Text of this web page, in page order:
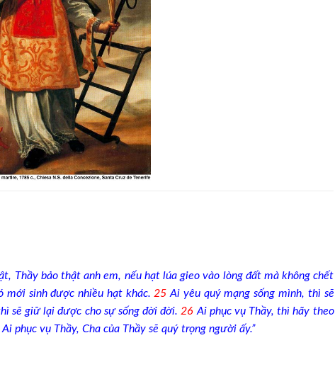
Thầy bảo thật anh em, nếu hạt lúa gieo vào lòng đất mà không chết
mới sinh được nhiều hạt khác.25 Ai yêu quý mạng sống mình, thì sẽ
sẽ giữ lại được cho sự sống đời đời.26 Ai phục vụ Thầy, thì hãy theo
phục vụ Thầy, Cha của Thầy sẽ quý trọng người ấy.”